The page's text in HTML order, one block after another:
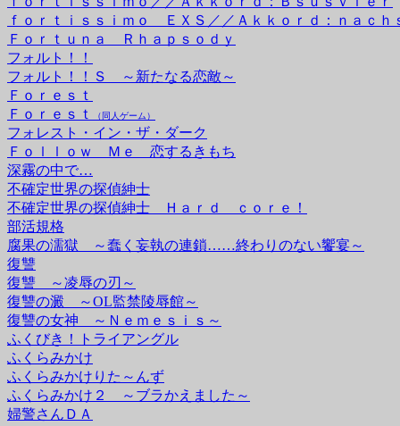
ｆｏｒｔｉｓｓｉｍｏ ＥＸＳ／／Ａｋｋｏｒｄ：ｎａｃ
Ｆｏｒｔｕｎａ Ｒｈａｐｓｏｄｙ
フォルト！！
フォルト！！Ｓ ～新たなる恋敵～
Ｆｏｒｅｓｔ
Ｆｏｒｅｓｔ
（同人ゲーム）
フォレスト・イン・ザ・ダーク
Ｆｏｌｌｏｗ Ｍｅ 恋するきもち
深霧の中で…
不確定世界の探偵紳士
不確定世界の探偵紳士 Ｈａｒｄ ｃｏｒｅ！
部活規格
腐果の濡獄 ～蠢く妄執の連鎖……終わりのない饗宴～
復讐
復讐 ～凌辱の刃～
復讐の澱 ～OL監禁陵辱館～
復讐の女神 ～Ｎｅｍｅｓｉｓ～
ふくびき！トライアングル
ふくらみかけ
ふくらみかけりた～んず
ふくらみかけ２ ～ブラかえました～
婦警さんＤＡ